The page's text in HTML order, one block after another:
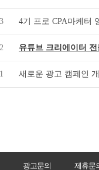
3 4기 프로 CPA마케터
2 유튜브 크리에이터 전
1 새로운 광고 캠페인
광고문의 제휴문